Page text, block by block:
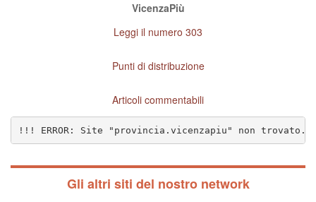
VicenzaPiù
Leggi il numero 303
Punti di distribuzione
Articoli commentabili
!!! ERROR: Site "provincia.vicenzapiu" non trovato.
Gli altri siti del nostro network